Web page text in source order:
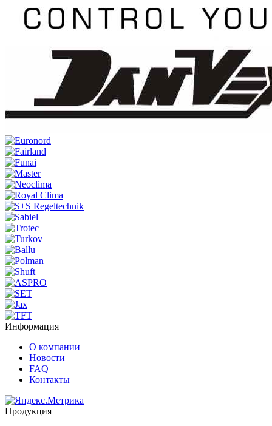
Информация
О компании
Новости
FAQ
Контакты
Продукция